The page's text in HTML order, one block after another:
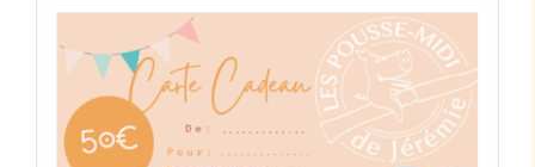
CHOIX DES OPTIONS
CE
PRODUIT
A
PLUSIEURS
VARIATIONS.
/
DÉTAILS